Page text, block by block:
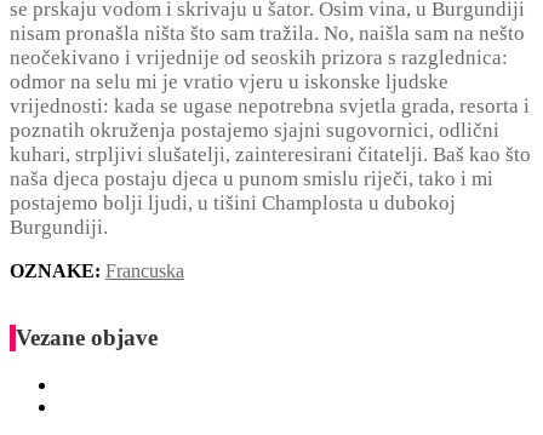
se prskaju vodom i skrivaju u šator. Osim vina, u Burgundiji
nisam pronašla ništa što sam tražila. No, naišla sam na nešto
neočekivano i vrijednije od seoskih prizora s razglednica:
odmor na selu mi je vratio vjeru u iskonske ljudske
vrijednosti: kada se ugase nepotrebna svjetla grada, resorta i
poznatih okruženja postajemo sjajni sugovornici, odlični
kuhari, strpljivi slušatelji, zainteresirani čitatelji. Baš kao što
naša djeca postaju djeca u punom smislu riječi, tako i mi
postajemo bolji ljudi, u tišini Champlosta u dubokoj
Burgundiji.
OZNAKE: Francuska
Vezane objave